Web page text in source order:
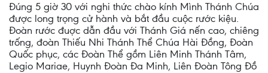
Đúng 5 giờ 30 với nghi thức chào kính Mình Thánh Chúa
được long trọng cử hành và bắt đầu cuộc rước kiệu.
Đoàn rước đuợc dẫn đầu với Thánh Giá nến cao, chiêng
trống, đoàn Thiếu Nhi Thánh Thể Chúa Hài Đồng, Đoàn
Quốc phục, các Đoàn Thể gồm Liên Minh Thánh Tâm,
Legio Mariae, Huynh Đoàn Đa Minh, Liên Đoàn Tông Đồ